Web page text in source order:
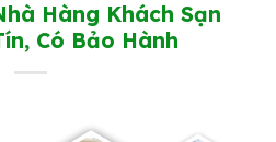
Hàng Khách Sạn
Có Bảo Hành